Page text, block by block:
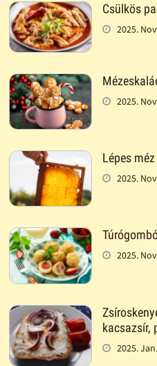
Csülkös
2025.
2025.
Lépes méz
2025.
2025.
kacsazsír,
2025.